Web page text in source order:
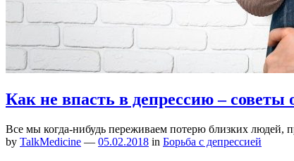
Как не впасть в депрессию – советы
Все мы когда-нибудь переживаем потерю близких
by TalkMedicine — 05.02.2018 in Борьба с депрессией